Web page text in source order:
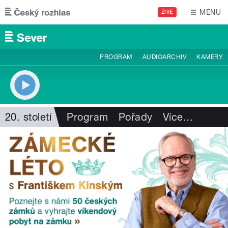
Přejít k hlavnímu obsahu
ŽIVĚ MENU
PROGRAM AUDIOARCHIV KAMERY
20. století Program Pořady Více…